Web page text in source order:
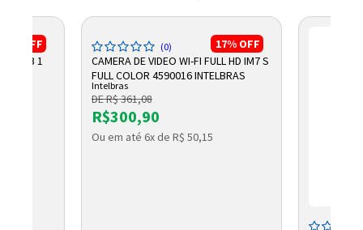
OFF
115DB 1
17% OFF
(0)
CAMERA DE VIDEO WI-FI FULL HD IM7 S
FULL COLOR 4590016 INTELBRAS
Intelbras
DE R$ 361,08
R$300,90
Ou em até 6x de R$ 50,15